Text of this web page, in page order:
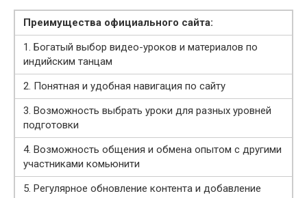
Преимущества официального сайта:
1. Богатый выбор видео-уроков и материалов по
индийским танцам
2. Понятная и удобная навигация по сайту
3. Возможность выбрать уроки для разных уровней
подготовки
4. Возможность общения и обмена опытом с другими
участниками комьюнити
5. Регулярное обновление контента и добавление